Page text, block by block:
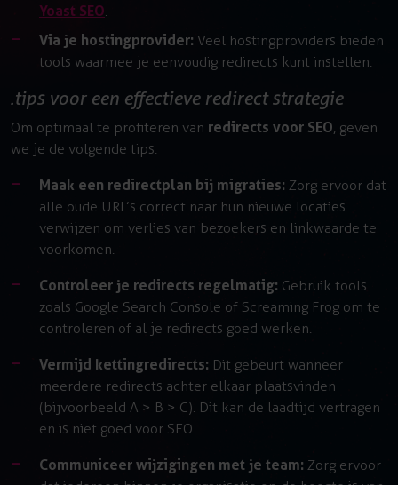
Yoast SEO.
Via je hostingprovider: Veel hostingproviders bieden
tools waarmee je eenvoudig redirects kunt instellen.
tips voor een effectieve redirect strategie
Om optimaal te profiteren van redirects voor SEO, geven
we je de volgende tips:
Maak een redirectplan bij migraties: Zorg ervoor dat
alle oude URL’s correct naar hun nieuwe locaties
verwijzen om verlies van bezoekers en linkwaarde te
voorkomen.
Controleer je redirects regelmatig: Gebruik tools
zoals Google Search Console of Screaming Frog om te
controleren of al je redirects goed werken.
Vermijd kettingredirects: Dit gebeurt wanneer
meerdere redirects achter elkaar plaatsvinden
(bijvoorbeeld A > B > C). Dit kan de laadtijd vertragen
en is niet goed voor SEO.
Communiceer wijzigingen met je team: Zorg ervoor